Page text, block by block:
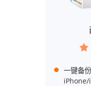
一键备
iPhone/